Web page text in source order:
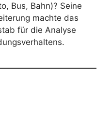
Bus, Bahn)? Seine
machte das
für die Analyse